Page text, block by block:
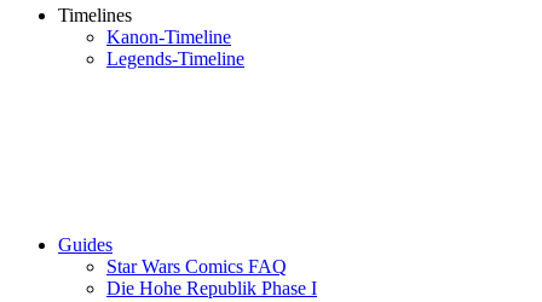
Timelines
Kanon-Timeline
Legends-Timeline
Guides
Star Wars Comics FAQ
Die Hohe Republik Phase I